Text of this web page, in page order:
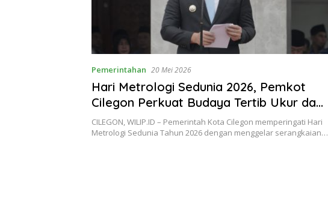
Pemerintahan 20 Mei 2026
Hari Metrologi Sedunia 2026, Pemkot
Cilegon Perkuat Budaya Tertib Ukur dan
Kepercayaan Publik
CILEGON, WILIP.ID – Pemerintah Kota Cilegon memperingati Hari
Metrologi Sedunia Tahun 2026 dengan menggelar serangkaian…